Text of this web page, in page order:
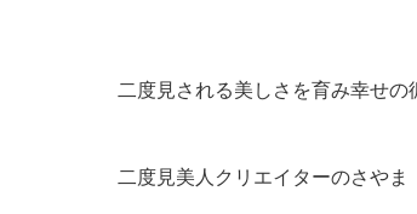
二度見される美しさを育み幸せの
二度見美人クリエイターのさや